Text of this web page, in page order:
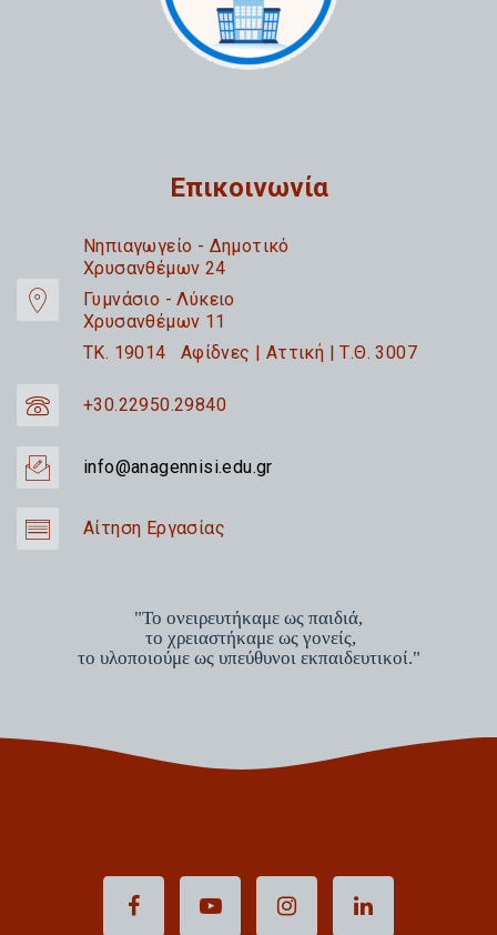
Επικοινωνία
Nηπιαγωγείο - Δημοτικό
Χρυσανθέμων 24
Γυμνάσιο - Λύκειο
Χρυσανθέμων 11
TK. 19014 Αφίδνες | Αττική | Τ.Θ. 3007
+30.22950.29840
info@anagennisi.edu.gr
Αίτηση Εργασίας
"Το ονειρευτήκαμε ως παιδιά,
το χρειαστήκαμε ως γονείς,
το υλοποιούμε ως υπεύθυνοι εκπαιδευτικοί."